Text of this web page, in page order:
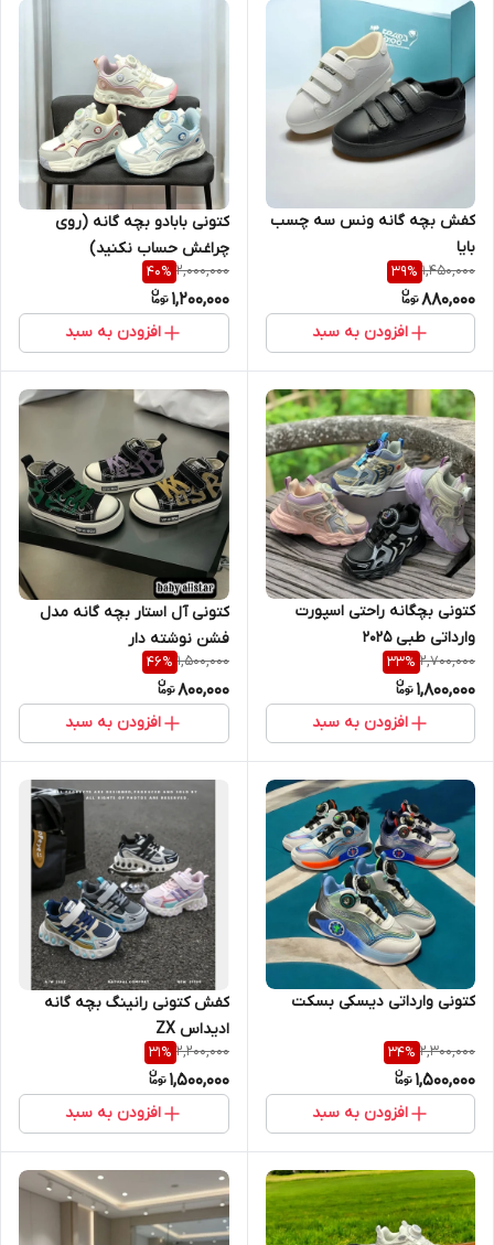
کفش بچه گانه ونس سه چسب
بایا
1,450,000
39%
880,000
افزودن به سبد
کتونی بابادو بچه گانه (روی
چراغش حساب نکنید)
2,000,000
40%
1,200,000
افزودن به سبد
کتونی بچگانه راحتی اسپورت
وارداتی طبی 2025
2,700,000
33%
1,800,000
افزودن به سبد
کتونی آل استار بچه گانه مدل
فشن نوشته دار
1,500,000
46%
800,000
افزودن به سبد
کتونی وارداتی دیسکی بسکت
2,300,000
34%
1,500,000
افزودن به سبد
کفش کتونی رانینگ بچه گانه
ادیداس ZX
2,200,000
31%
1,500,000
افزودن به سبد